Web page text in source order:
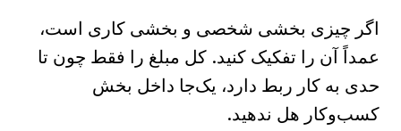
اگر چیزی بخشی شخصی و بخشی کاری است،
عمداً آن را تفکیک کنید. کل مبلغ را فقط چون تا
حدی به کار ربط دارد، یک‌جا داخل بخش
کسب‌وکار هل ندهید.